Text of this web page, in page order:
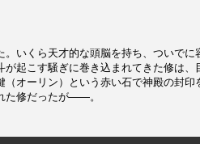
いくら天才的な頭脳を持ち、ついでに
こす騒ぎに巻き込まれてきた修は、
オーリン）という赤い石で神殿の封印
た修だったが――。